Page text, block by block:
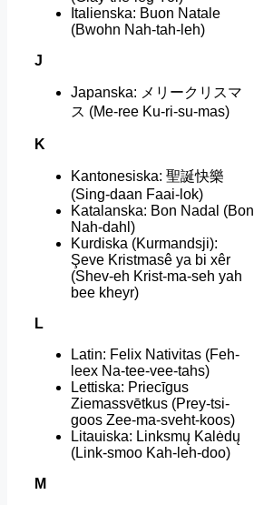
Italienska: Buon Natale
(Bwohn Nah-tah-leh)
J
Japanska: メリークリスマ
ス (Me-ree Ku-ri-su-mas)
K
Kantonesiska: 聖誕快樂
(Sing-daan Faai-lok)
Katalanska: Bon Nadal (Bon
Nah-dahl)
Kurdiska (Kurmandsji):
Şeve Kristmasê ya bi xêr
(Shev-eh Krist-ma-seh yah
bee kheyr)
L
Latin: Felix Nativitas (Feh-
leex Na-tee-vee-tahs)
Lettiska: Priecīgus
Ziemassvētkus (Prey-tsi-
goos Zee-ma-sveht-koos)
Litauiska: Linksmų Kalėdų
(Link-smoo Kah-leh-doo)
M